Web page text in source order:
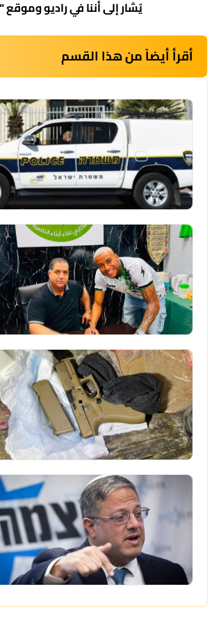
يُشار إلى أننا في راديو وموقع
أقرأ أيضاً من هذا القسم